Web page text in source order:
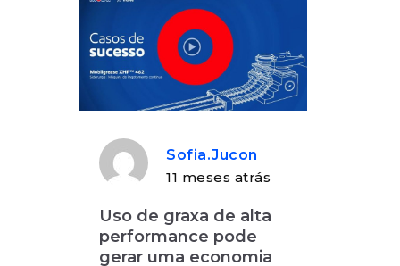
Sofia.jucon
11 meses atrás
Uso de graxa de alta
performance pode
gerar uma economia